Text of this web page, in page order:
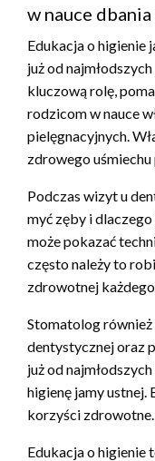
w nauce
Edukacja o higienie
już od
kluczową rolę,
rodzicom w nauce
pielęgnacyjnych.
zdrowego uśmiechu
Podczas wizyt u
myć zęby i
może pokazać
często należy to
zdrowotnej każdego
Stomatolog również
dentystycznej oraz
już od
higienę jamy ustnej.
korzyści zdrowotne.
Edukacja o higienie